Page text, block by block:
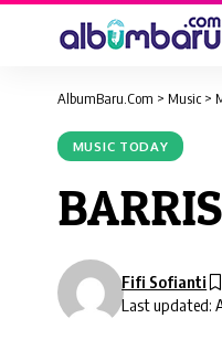
AlbumBaru.Com > Music >
MUSIC TODAY
Last updated:
Fifi Sofianti